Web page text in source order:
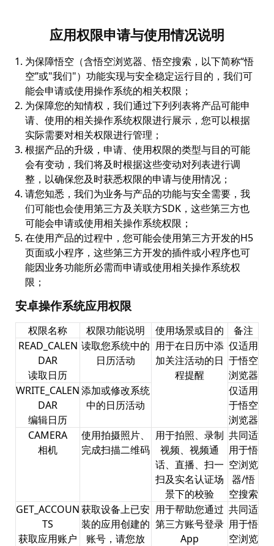
应用权限申请与使用情况说明
为保障悟空（含悟空浏览器、悟空搜索，以下简称“悟
空”或"我们"） 功能实现与安全稳定运行目的，我们可
能会申请或使用操作系统的相关权限；
为保障您的知情权，我们通过下列列表将产品可能申
请、使用的相关操作系统权限进行展示，您可以根据
实际需要对相关权限进行管理；
根据产品的升级，申请、使用权限的类型与目的可能
会有变动，我们将及时根据这些变动对列表进行调
整，以确保您及时获悉权限的申请与使用情况；
请您知悉，我们为业务与产品的功能与安全需要，我
们可能也会使用第三方及关联方SDK，这些第三方也
可能会申请或使用相关操作系统权限；
在使用产品的过程中，您可能会使用第三方开发的H5
页面或小程序，这些第三方开发的插件或小程序也可
能因业务功能所必需而申请或使用相关操作系统权
限；
安卓操作系统应用权限
权限名称 权限功能说明 使用场景或目的
备注
READ_CALEN
DAR
读取日历
读取您系统中的
日历活动
用于在日历中添
加关注活动的日
程提醒
仅适用
于悟空
浏览器
WRITE_CALEN
DAR
编辑日历
添加或修改系统
中的日历活动
仅适用
于悟空
浏览器
CAMERA
相机
使用拍摄照片、
完成扫描二维码
用于拍照、录制
视频、视频通
话、直播、扫一
扫及实名认证场
景下的校验
共同适
用于悟
空浏览
器/悟
空搜索
GET_ACCOUN
TS
获取应用账户
获取设备上已安
装的应用创建的
账号，请您放
用于帮助您通过
第三方账号登录
App
共同适
用于悟
空浏览